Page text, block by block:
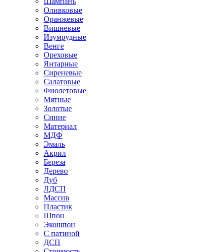
Оливковые
Оранжевые
Вишневые
Изумрудные
Венге
Ореховые
Янтарные
Сиреневые
Салатовые
Фиолетовые
Мятные
Золотые
Синие
Материал
МДФ
Эмаль
Акрил
Береза
Дерево
Дуб
ЛДСП
Массив
Пластик
Шпон
Экошпон
С патиной
ДСП